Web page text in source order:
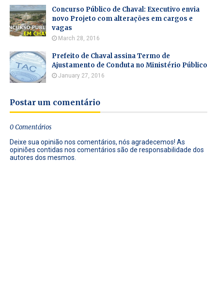
Concurso Público de Chaval: Executivo envia
novo Projeto com alterações em cargos e
vagas
March 28, 2016
Prefeito de Chaval assina Termo de
Ajustamento de Conduta no Ministério Público
January 27, 2016
Postar um comentário
0 Comentários
Deixe sua opinião nos comentários, nós agradecemos! As
opiniões contidas nos comentários são de responsabilidade dos
autores dos mesmos.